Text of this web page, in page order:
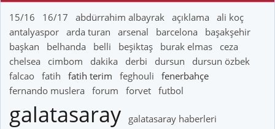
15/16 16/17 abdürrahim albayrak açıklama
ali koç
antalyaspor arda turan arsenal barcelona
başakşehir
başkan
belhanda belli beşiktaş burak elmas
ceza
chelsea
cimbom dakika derbi dursun
dursun özbek
falcao fatih fatih terim feghouli
fenerbahçe
fernando muslera
forum forvet futbol
galatasaray
galatasaray haberleri